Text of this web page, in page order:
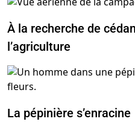
À la recherche de
l’agriculture
La pépinière s’enracine